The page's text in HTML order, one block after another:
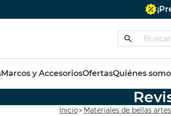
escoda
Destacados
SET 6 COLORES
Marcos y AccesoriosOfertasQuiénes
Inicio Materiales de bellas artes